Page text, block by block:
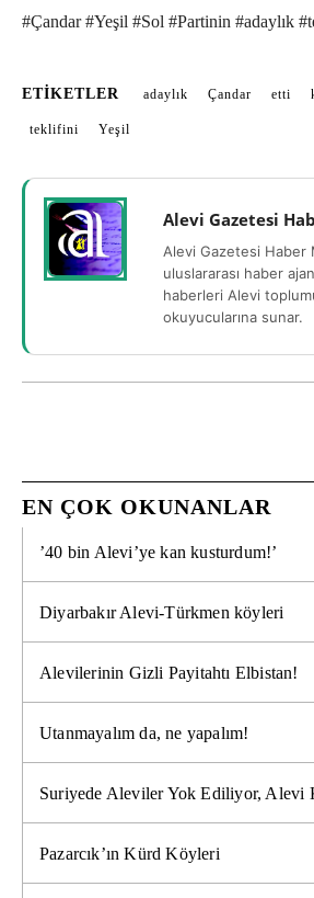
#Çandar #Yeşil #Sol #Partinin #adaylık
ETIKETLER adaylık Çandar etti
teklifini Yeşil
Alevi Gazetesi
Alevi Gazetesi Haber
uluslararası haber
haberleri Alevi
okuyucularına sunar.
EN ÇOK OKUNANLAR
’40 bin Alevi’ye kan kusturdum!’
Diyarbakır Alevi-Türkmen köyleri
Alevilerinin Gizli Payitahtı Elbistan!
Utanmayalım da, ne yapalım!
Suriyede Aleviler Yok Ediliyor, Alevi
Pazarcık’ın Kürd Köyleri